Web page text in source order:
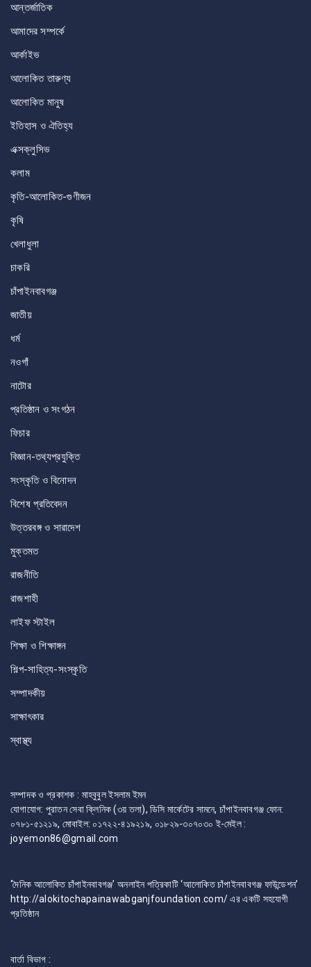
আন্তর্জাতিক
আমাদের সম্পর্কে
আর্কাইভ
আলোকিত তারুণ্য
আলোকিত মানুষ
ইতিহাস ও ঐতিহ্য
এক্সক্লুসিভ
কলাম
কৃতি-আলোকিত-গুণীজন
কৃষি
খেলাধুলা
চাকরি
চাঁপাইনবাবগঞ্জ
জাতীয়
ধর্ম
নওগাঁ
নাটোর
প্রতিষ্ঠান ও সংগঠন
ফিচার
বিজ্ঞান-তথ্যপ্রযুক্তি
সংস্কৃতি ও বিনোদন
বিশেষ প্রতিবেদন
উত্তরবঙ্গ ও সারাদেশ
মুক্তমত
রাজনীতি
রাজশাহী
লাইফ স্টাইল
শিক্ষা ও শিক্ষাঙ্গন
শিল্প-সাহিত্য-সংস্কৃতি
সম্পাদকীয়
সাক্ষাৎকার
স্বাস্থ্য
সম্পাদক ও প্রকাশক : মাহবুবুল ইসলাম ইমন
যোগাযোগ: পুরাতন সেবা ক্লিনিক (৩য় তলা), ডিসি মার্কেটের সামনে, চাঁপাইনবাবগঞ্জ ফোন:
০৭৮১-৫১২১৯, মোবাইল: ০১৭২২-৪১৯২১৯, ০১৮২৯-৩০৭০৩০ ই-মেইল :
joyemon86@gmail.com
‘দৈনিক আলোকিত চাঁপাইনবাবগঞ্জ’ অনলাইন পত্রিকাটি ‘আলোকিত চাঁপাইনবাবগঞ্জ ফাউন্ডেশন’
http://alokitochapainawabganjfoundation.com/ এর একটি সহযোগী
প্রতিষ্ঠান
বার্তা বিভাগ :